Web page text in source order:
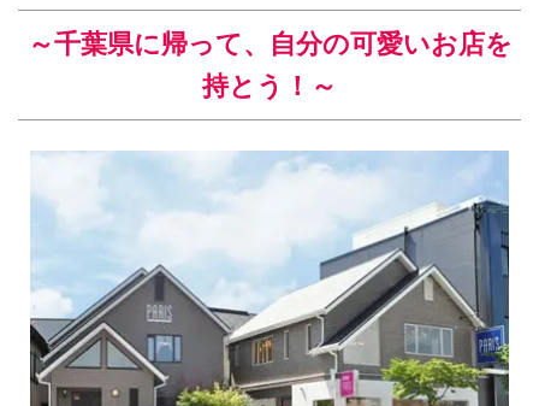
～千葉県に帰って、自分の可愛いお店を
持とう！～